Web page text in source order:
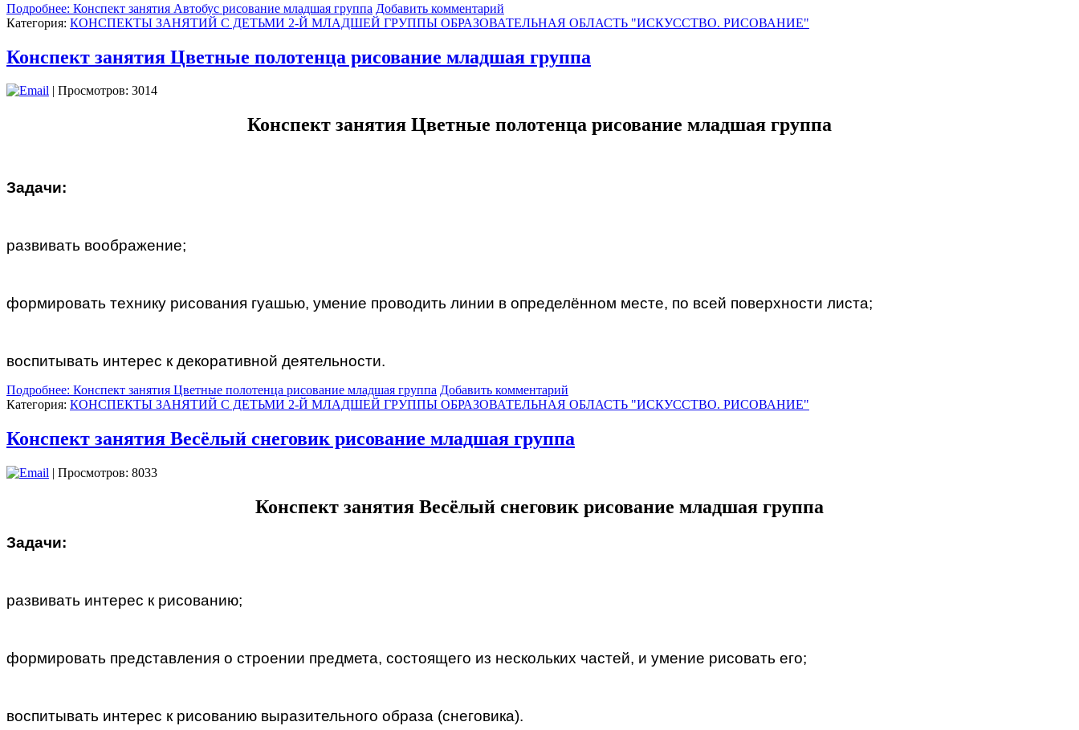
Подробнее: Конспект занятия Автобус рисование младшая группа Добавить комментарий
Категория: КОНСПЕКТЫ ЗАНЯТИЙ С ДЕТЬМИ 2-Й МЛАДШЕЙ ГРУППЫ ОБРАЗОВАТЕЛЬНАЯ ОБЛАСТЬ "ИСКУССТВО. РИСОВАНИЕ"
Конспект занятия Цветные полотенца рисование младшая группа
| Просмотров: 3014
Конспект занятия Цветные полотенца рисование младшая группа
Задачи:
развивать воображение;
формировать технику рисования гуашью, умение проводить линии в определённом месте, по всей поверхности листа;
воспитывать интерес к декоративной деятельности.
Подробнее: Конспект занятия Цветные полотенца рисование младшая группа Добавить комментарий
Категория: КОНСПЕКТЫ ЗАНЯТИЙ С ДЕТЬМИ 2-Й МЛАДШЕЙ ГРУППЫ ОБРАЗОВАТЕЛЬНАЯ ОБЛАСТЬ "ИСКУССТВО. РИСОВАНИЕ"
Конспект занятия Весёлый снеговик рисование младшая группа
| Просмотров: 8033
Конспект занятия Весёлый снеговик рисование младшая группа
Задачи:
развивать интерес к рисованию;
формировать представления о строении предмета, состоящего из нескольких частей, и умение рисовать его;
воспитывать интерес к рисованию выразительного образа (снеговика).